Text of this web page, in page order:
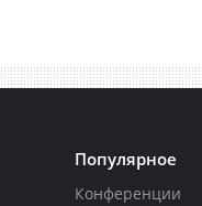
Популярное
Конференции